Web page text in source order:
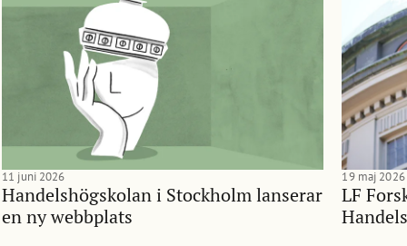
Handelshögskolan i Stockholm lanserar
en ny webbplats
11 juni 2026
LF
19 maj 2026